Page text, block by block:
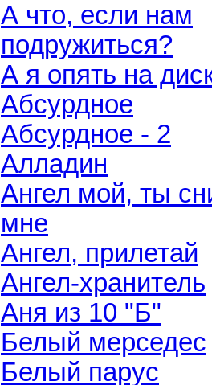
А что, если нам
подружиться?
А я опять на
Абсурдное
Абсурдное - 2
Алладин
Ангел мой, ты
мне
Ангел, прилетай
Ангел-хранитель
Аня из 10 "Б"
Белый мерседес
Белый парус